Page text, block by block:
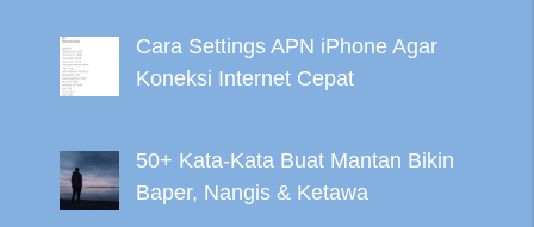
Cara Settings APN iPhone Agar
Koneksi Internet Cepat
50+ Kata-Kata Buat Mantan Bikin
Baper, Nangis & Ketawa